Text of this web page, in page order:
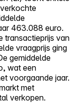
463.088 euro.
transactieprijs van
vraagprijs ging
gemiddelde
wat een
voorgaande jaar.
met
verkopen.